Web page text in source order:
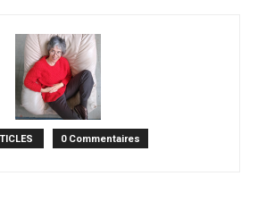
0 Commentaires